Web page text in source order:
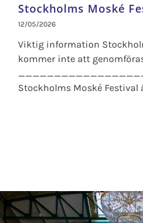
Stockholms Moské
12/05/2026
Viktig information
kommer inte att
Stockholms Moské Festival